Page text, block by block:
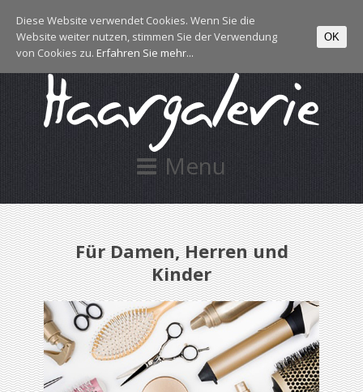
Menu
Für Damen, Herren und
Kinder
Diese Website verwendet Cookies. Wenn Sie die
Website weiter nutzen, stimmen Sie der Verwendung
von Cookies zu. Erfahren Sie mehr...
OK